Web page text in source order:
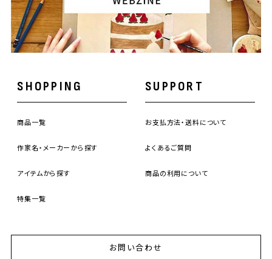
SHOPPING
商品一覧
作家名・メーカーから探す
アイテムから探す
特集一覧
SUPPORT
お支払方法・送料について
よくあるご質問
商品の利用について
お問い合わせ